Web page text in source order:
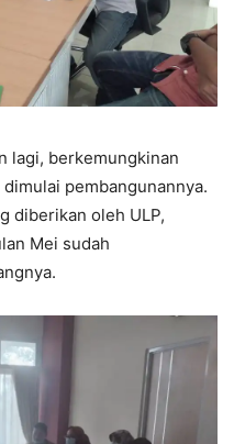
lagi, berkemungkinan
pembangunannya.
diberikan oleh ULP,
Mei sudah